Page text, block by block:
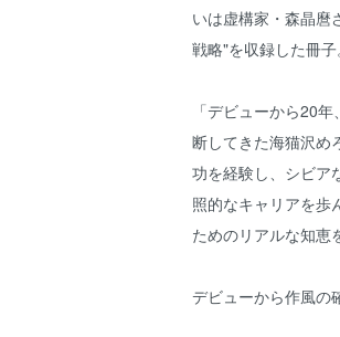
いは虚構家・森晶麿
戦略"を収録した冊子
「デビューから20
断してきた海猫沢め
功を経験し、シビア
照的なキャリアを歩
ためのリアルな知恵
デビューから作風の